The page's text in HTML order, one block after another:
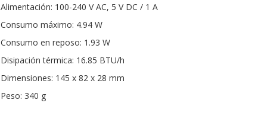
Alimentación: 100-240 V AC, 5 V DC / 1 A
Consumo máximo: 4.94 W
Consumo en reposo: 1.93 W
Disipación térmica: 16.85 BTU/h
Dimensiones: 145 x 82 x 28 mm
Peso: 340 g